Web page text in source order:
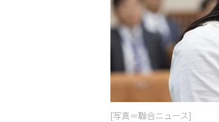
[写真＝聯合ニュース]